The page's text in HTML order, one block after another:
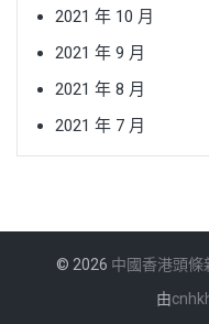
2021 年 10 月
2021 年 9 月
2021 年 8 月
2021 年 7 月
© 2026 中國香港頭條
由